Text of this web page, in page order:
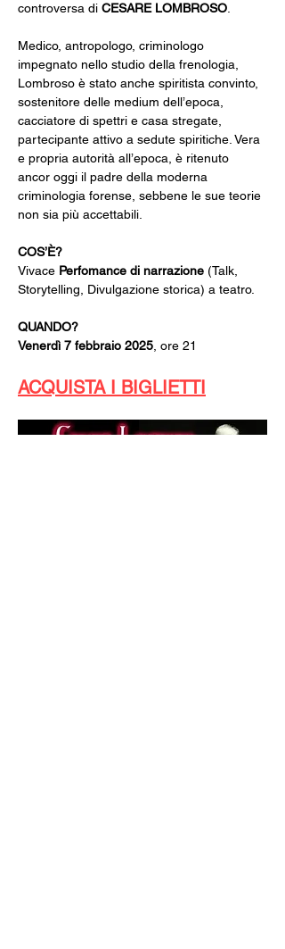
controversa di CESARE LOMBROSO
Medico, antropologo, criminologo
impegnato nello studio della frenologia,
Lombroso è stato anche spiritista convinto,
sostenitore delle medium dell’epoca,
cacciatore di spettri e casa stregate,
partecipante attivo a sedute spiritiche. Vera
e propria autorità all’epoca, è ritenuto
ancor oggi il padre della moderna
criminologia forense, sebbene le sue teorie
non sia più accettabili.
COS’È?
Vivace Perfomance di narrazione (Talk,
Storytelling, Divulgazione storica) a teatro.
QUANDO?
Venerdì 7 febbraio 2025 , ore 21
ACQUISTA I BIGLIETTI